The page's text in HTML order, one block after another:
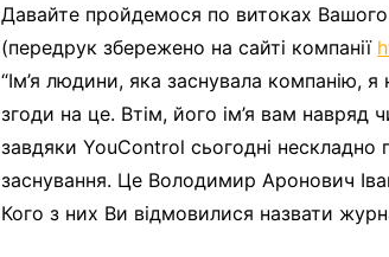
Давайте пройдемося по витоках Вашого
(передрук збережено на сайті компанії
“Ім’я людини, яка заснувала компанію,
згоди на це. Втім, його ім’я вам навряд
завдяки YouControl сьогодні
заснування. Це Володимир Аронович
Кого з них Ви відмовилися назвати